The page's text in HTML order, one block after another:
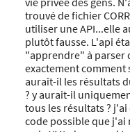
trouvé de fichier
utiliser une API...elle
plutôt fausse. L'api
"apprendre" à parser
exactement comment
aurait-il les résultats
? y aurait-il
tous les résultats ?
code possible que j'ai